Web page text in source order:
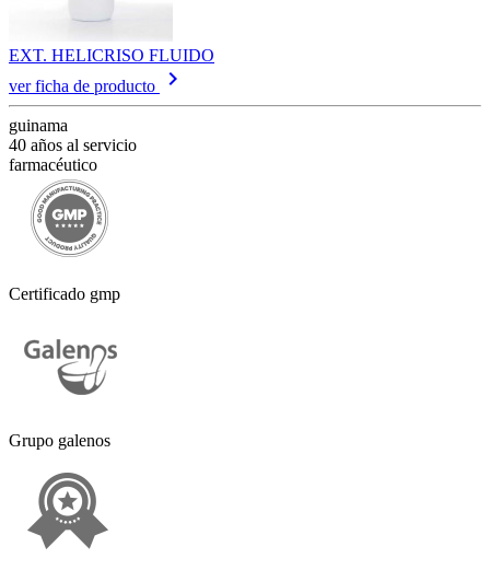
EXT. HELICRISO FLUIDO
ver ficha de producto
keyboard_arrow_right
guinama
40 años al servicio
farmacéutico
Certificado gmp
Grupo galenos